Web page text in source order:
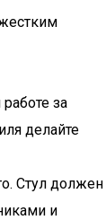
за
делайте
Стул должен
и